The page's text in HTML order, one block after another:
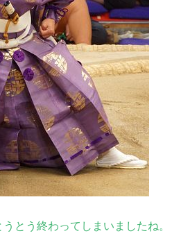
とう終わってしまいましたね。